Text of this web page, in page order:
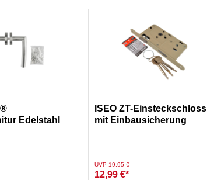
Edelstahl
ISEO ZT-Einsteckschloss
mit Einbausicherung
Preis reduziert von
UVP 19,95 €auf
12,99 €*